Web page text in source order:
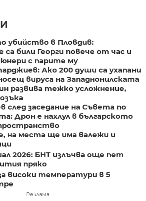
убийство в Пловдив:
били Георги повече от час и
с парите му
Ако 200 души са ухапани
вируса на Западнонилската
развива тежко усложнение,
след заседание на Съвета по
Дрон е нахлул в българското
на места ще има валежи и
2026: БНТ излъчва още пет
пряко
високи температури в 5
Реклама